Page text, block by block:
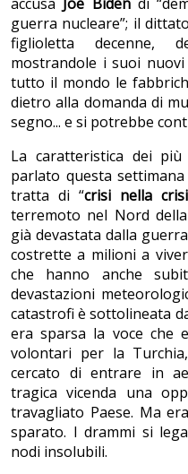
guerra nucleare”; il
figlioletta decenne,
mostrandole i suoi
tutto il mondo le
dietro alla domanda di
segno... e si potrebbe
La caratteristica dei
parlato questa
tratta di “crisi nella
terremoto nel Nord
già devastata dalla
costrette a milioni a
che hanno anche
devastazioni
catastrofi è sottolineata
era sparsa la voce che
volontari per la
cercato di entrare in
tragica vicenda una
travagliato Paese. Ma
sparato. I drammi si
nodi insolubili.